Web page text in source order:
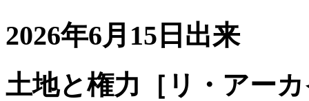
2026年6月15日出来
土地と権力［リ・アー